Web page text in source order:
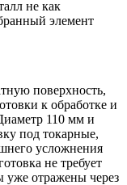
не как
элемент
поверхность,
к обработке и
110 мм и
под токарные,
усложнения
не требует
уже отражены через